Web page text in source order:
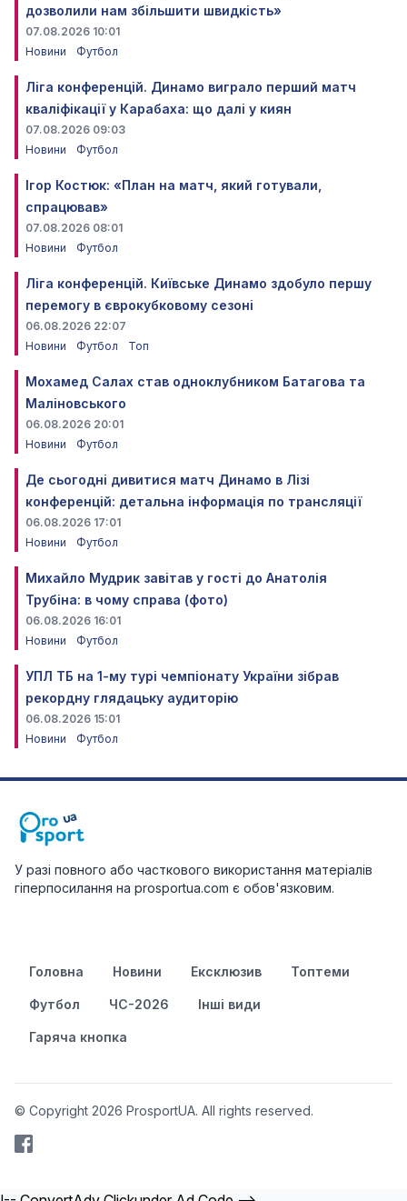
дозволили нам збільшити швидкість»
07.08.2026 10:01
Новини
Футбол
Ліга конференцій. Динамо виграло перший матч
кваліфікації у Карабаха: що далі у киян
07.08.2026 09:03
Новини
Футбол
Ігор Костюк: «План на матч, який готували,
спрацював»
07.08.2026 08:01
Новини
Футбол
Ліга конференцій. Київське Динамо здобуло першу
перемогу в єврокубковому сезоні
06.08.2026 22:07
Новини
Футбол Топ
Мохамед Салах став одноклубником Батагова та
Маліновського
06.08.2026 20:01
Новини
Футбол
Де сьогодні дивитися матч Динамо в Лізі
конференцій: детальна інформація по трансляції
06.08.2026 17:01
Новини
Футбол
Михайло Мудрик завітав у гості до Анатолія
Трубіна: в чому справа (фото)
06.08.2026 16:01
Новини
Футбол
УПЛ ТБ на 1-му турі чемпіонату України зібрав
рекордну глядацьку аудиторію
06.08.2026 15:01
Новини
Футбол
У разі повного або часткового використання матеріалів
гіперпосилання на prosportua.com є обов'язковим.
Головна Новини Ексклюзив Топтеми
Футбол ЧС-2026 Інші види
Гаряча кнопка
© Copyright 2026 ProsportUA. All rights reserved.